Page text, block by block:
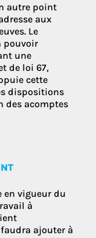
autre point
aux
Le
pouvoir
une
de loi 67,
cette
dispositions
des acomptes
en vigueur du
à
ajouter à